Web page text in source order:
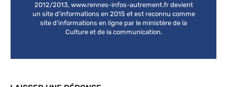
2012/2013, www.rennes-infos-autrement.fr devient
un site d’informations en 2015 et est reconnu comme
site d’informations en ligne par le ministère de la
Culture et de la communication.